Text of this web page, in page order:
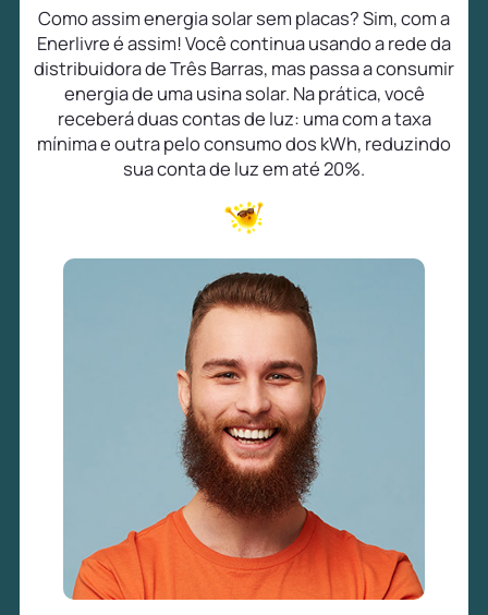
Como assim energia solar sem placas? Sim, com a
Enerlivre é assim! Você continua usando a rede da
distribuidora de Três Barras, mas passa a consumir
energia de uma usina solar. Na prática, você
receberá duas contas de luz: uma com a taxa
mínima e outra pelo consumo dos kWh, reduzindo
sua conta de luz em até 20%.